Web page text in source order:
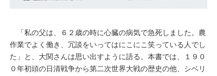
「私の父は、６２歳の時に心臓の病気で急死しました。農
作業でよく働き、冗談をいってはにこにこ笑っている人でし
た」と、大関さんは思い出すように語る。本書では、１９０
０年初頭の日清戦争から第二次世界大戦の歴史の他、シベリ